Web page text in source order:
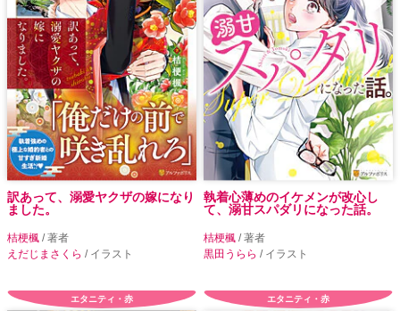
訳あって、溺愛ヤクザの嫁になり
ました。
桔梗楓 / 著者
えだじまさくら / イラスト
執着心薄めのイケメンが改心し
て、溺甘スパダリになった話。
桔梗楓 / 著者
黒田うらら / イラスト
エタニティ・赤 エタニティ・赤